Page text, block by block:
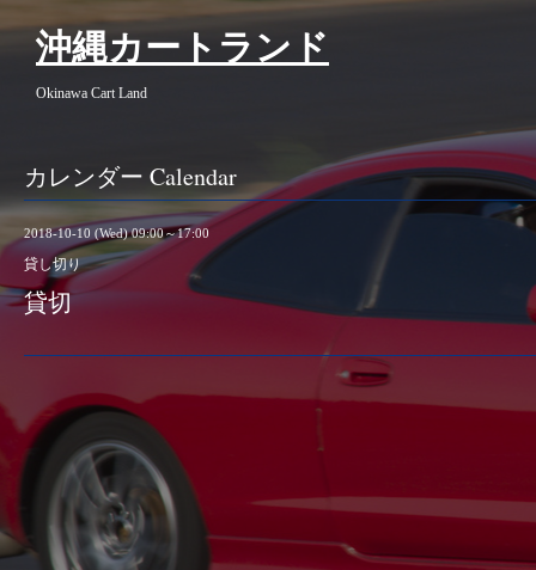
沖縄カートランド
Okinawa Cart Land
カレンダー Calendar
2018-10-10 (Wed) 09:00～17:00
貸し切り
貸切